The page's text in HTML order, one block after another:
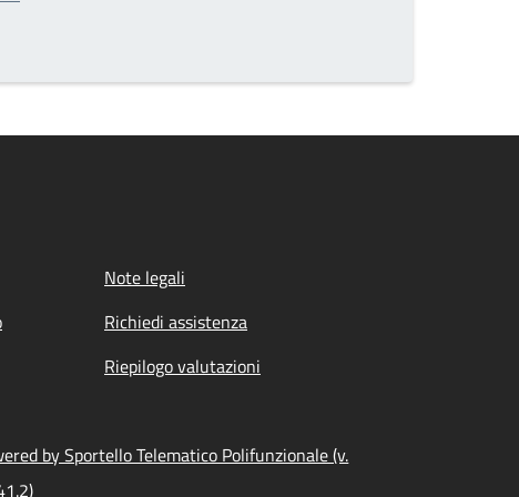
Note legali
Richiedi assistenza
Riepilogo valutazioni
by Sportello Telematico Polifunzionale (v.